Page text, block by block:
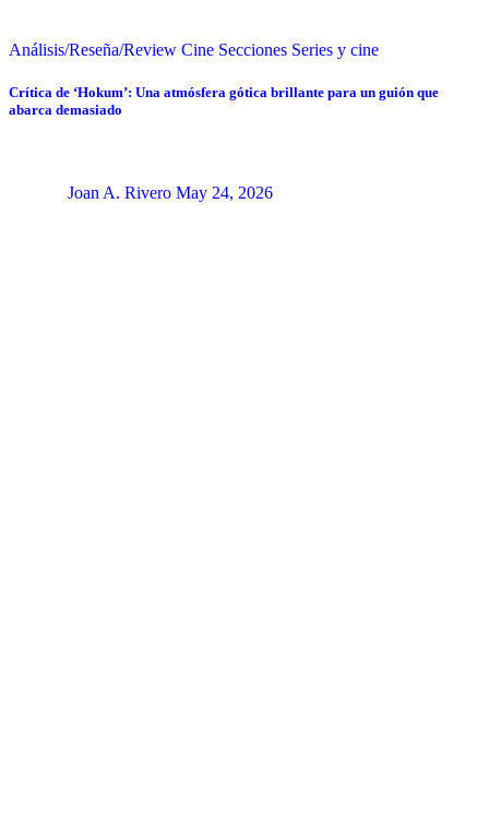
Análisis/Reseña/Review Cine Secciones Series y cine
Crítica de ‘Hokum’: Una atmósfera gótica brillante para un guión que
abarca demasiado
Joan A. Rivero May 24, 2026